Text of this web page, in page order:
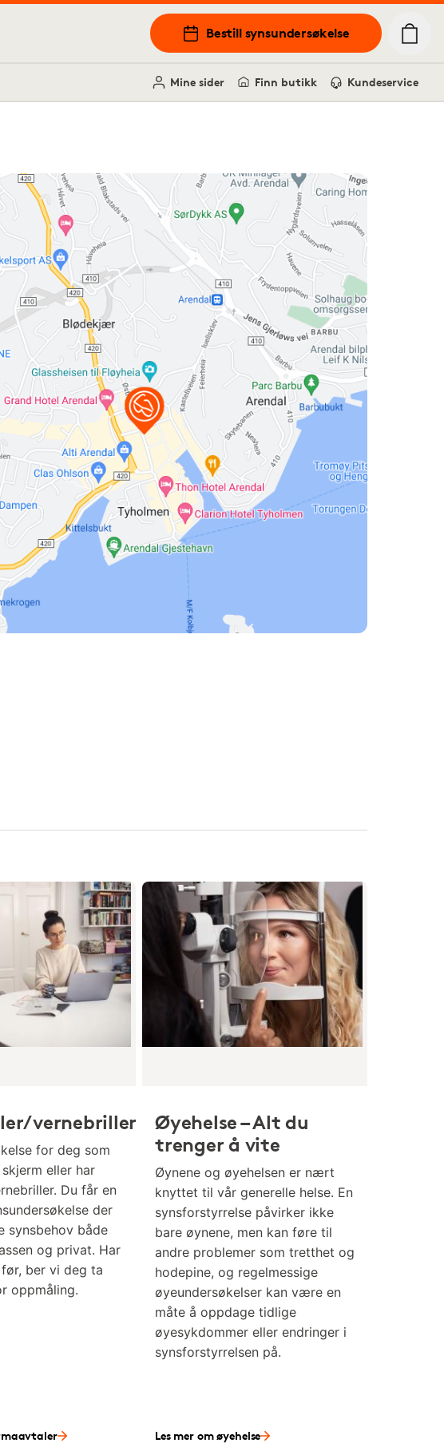
Bestill synsundersøkelse
Mine sider Finn butikk Kundeservice
vernebriller
for deg som
eller har
Du får en
der
synsbehov både
og privat. Har
ber vi deg ta
oppmåling.
Øyehelse – Alt du
trenger å vite
Øynene og øyehelsen er nært
knyttet til vår generelle helse. En
synsforstyrrelse påvirker ikke
bare øynene, men kan føre til
andre problemer som tretthet og
hodepine, og regelmessige
øyeundersøkelser kan være en
måte å oppdage tidlige
øyesykdommer eller endringer i
synsforstyrrelsen på.
Les mer om øyehelse